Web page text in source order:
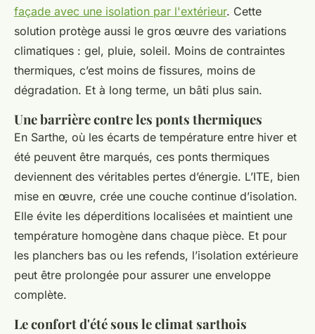
façade avec une isolation par l'extérieur. Cette
solution protège aussi le gros œuvre des variations
climatiques : gel, pluie, soleil. Moins de contraintes
thermiques, c’est moins de fissures, moins de
dégradation. Et à long terme, un bâti plus sain.
Une barrière contre les ponts thermiques
En Sarthe, où les écarts de température entre hiver et
été peuvent être marqués, ces ponts thermiques
deviennent des véritables pertes d’énergie. L’ITE, bien
mise en œuvre, crée une couche continue d’isolation.
Elle évite les déperditions localisées et maintient une
température homogène dans chaque pièce. Et pour
les planchers bas ou les refends, l’isolation extérieure
peut être prolongée pour assurer une enveloppe
complète.
Le confort d'été sous le climat sarthois